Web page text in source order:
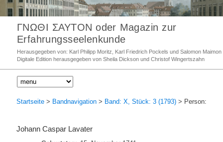
ΓΝΩΘΙ ΣΑΥΤΟΝ oder Magazin zur
Erfahrungsseelenkunde
Herausgegeben von: Karl Philipp Moritz, Karl Friedrich Pockels und Salomon Maimon
Digitale Edition herausgegeben von Sheila Dickson und Christof Wingertszahn
Startseite > Bandnavigation > Band: X, Stück: 3 (1793) > Person:
Johann Caspar Lavater